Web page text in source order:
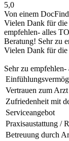
5,0
Von einem
Vielen Dank für die
empfehlen- alles
Beratung! Sehr zu
Vielen Dank für die
Sehr zu
Vertrauen zum Arzt
Zufriedenheit mit
Serviceangebot
Praxisaustattung /
Betreuung durch